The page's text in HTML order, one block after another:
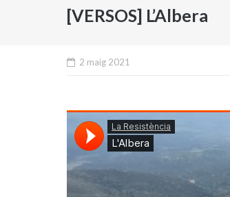
[VERSOS] L’Albera
2 maig 2021